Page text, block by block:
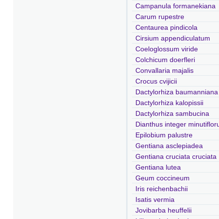
Campanula formanekiana
Carum rupestre
Centaurea pindicola
Cirsium appendiculatum
Coeloglossum viride
Colchicum doerfleri
Convallaria majalis
Crocus cvijicii
Dactylorhiza baumanniana
Dactylorhiza kalopissii
Dactylorhiza sambucina
Dianthus integer
Epilobium palustre
Gentiana asclepiadea
Gentiana cruciata cruciata
Gentiana lutea
Geum coccineum
Iris reichenbachii
Isatis vermia
Jovibarba heuffelii